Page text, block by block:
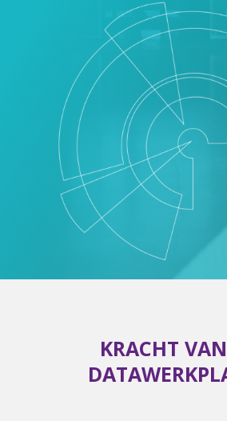
KRACHT